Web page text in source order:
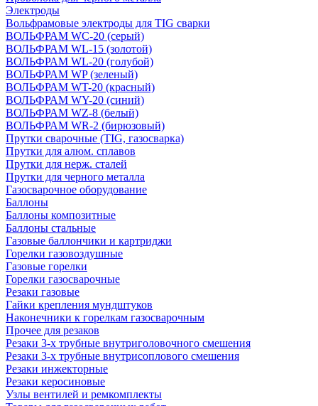
Электроды
Вольфрамовые электроды для TIG сварки
ВОЛЬФРАМ WC-20 (серый)
ВОЛЬФРАМ WL-15 (золотой)
ВОЛЬФРАМ WL-20 (голубой)
ВОЛЬФРАМ WP (зеленый)
ВОЛЬФРАМ WT-20 (красный)
ВОЛЬФРАМ WY-20 (синий)
ВОЛЬФРАМ WZ-8 (белый)
ВОЛЬФРАМ WR-2 (бирюзовый)
Прутки сварочные (TIG, газосварка)
Прутки для алюм. сплавов
Прутки для нерж. сталей
Прутки для черного металла
Газосварочное оборудование
Баллоны
Баллоны композитные
Баллоны стальные
Газовые баллончики и картриджи
Горелки газовоздушные
Газовые горелки
Горелки газосварочные
Резаки газовые
Гайки крепления мундштуков
Наконечники к горелкам газосварочным
Прочее для резаков
Резаки 3-х трубные внутриголовочного смешения
Резаки 3-х трубные внутрисоплового смешения
Резаки инжекторные
Резаки керосиновые
Узлы вентилей и ремкомплекты